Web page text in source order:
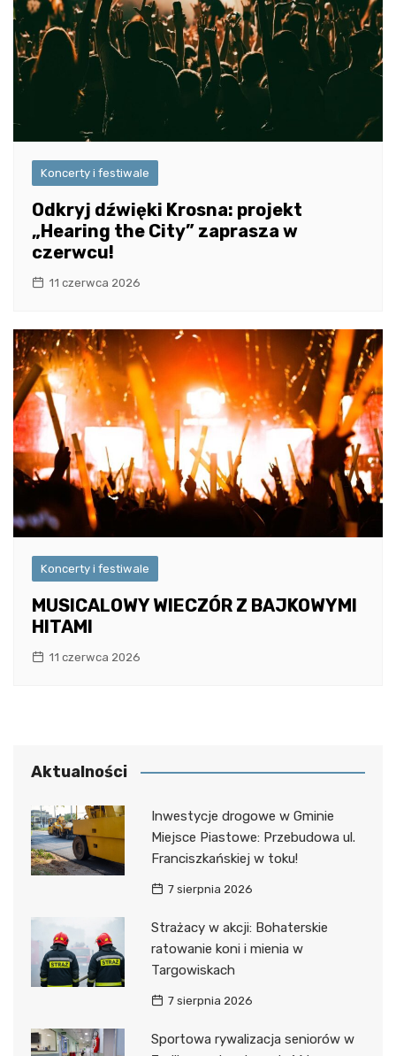
Koncerty i festiwale
Odkryj dźwięki Krosna: projekt
„Hearing the City” zaprasza w
czerwcu!
11 czerwca 2026
Koncerty i festiwale
MUSICALOWY WIECZÓR Z BAJKOWYMI
HITAMI
11 czerwca 2026
Aktualności
Inwestycje drogowe w Gminie
Miejsce Piastowe: Przebudowa ul.
Franciszkańskiej w toku!
7 sierpnia 2026
Strażacy w akcji: Bohaterskie
ratowanie koni i mienia w
Targowiskach
7 sierpnia 2026
Sportowa rywalizacja seniorów w